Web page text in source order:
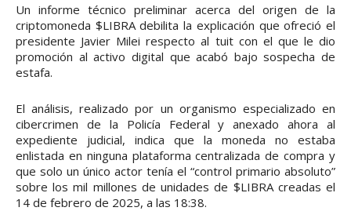
Un informe técnico preliminar acerca del origen de la
criptomoneda $LIBRA debilita la explicación que ofreció el
presidente Javier Milei respecto al tuit con el que le dio
promoción al activo digital que acabó bajo sospecha de
estafa.
El análisis, realizado por un organismo especializado en
cibercrimen de la Policía Federal y anexado ahora al
expediente judicial, indica que la moneda no estaba
enlistada en ninguna plataforma centralizada de compra y
que solo un único actor tenía el “control primario absoluto”
sobre los mil millones de unidades de $LIBRA creadas el
14 de febrero de 2025, a las 18:38.